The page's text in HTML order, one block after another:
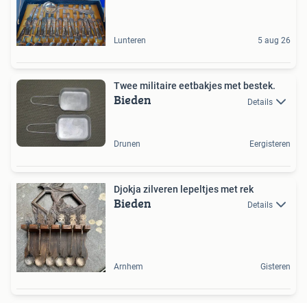
Lunteren 5 aug 26
Twee militaire eetbakjes met bestek.
Bieden Details
Drunen Eergisteren
Djokja zilveren lepeltjes met rek
Bieden Details
Arnhem Gisteren